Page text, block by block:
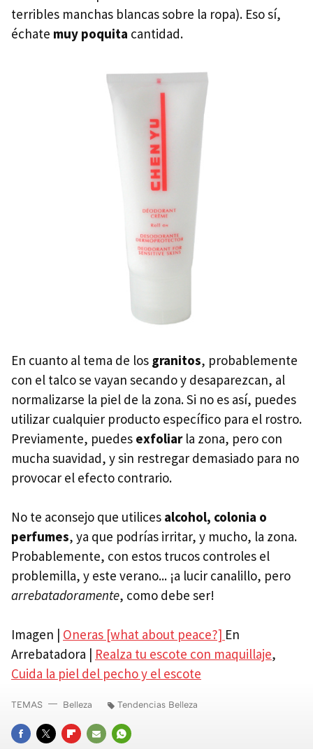
terribles manchas blancas sobre la ropa). Eso sí,
échate muy poquita cantidad.
En cuanto al tema de los granitos, probablemente
con el talco se vayan secando y desaparezcan, al
normalizarse la piel de la zona. Si no es así, puedes
utilizar cualquier producto específico para el rostro.
Previamente, puedes exfoliar la zona, pero con
mucha suavidad, y sin restregar demasiado para no
provocar el efecto contrario.
No te aconsejo que utilices alcohol, colonia o
perfumes, ya que podrías irritar, y mucho, la zona.
Probablemente, con estos trucos controles el
problemilla, y este verano... ¡a lucir canalillo, pero
arrebatadoramente, como debe ser!
Imagen | Oneras [what about peace?] En
Arrebatadora | Realza tu escote con maquillaje,
Cuida la piel del pecho y el escote
TEMAS Belleza Tendencias Belleza